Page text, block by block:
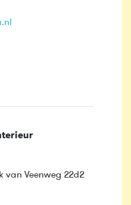
van Veenweg 22d2